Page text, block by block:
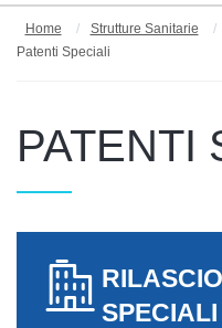
Home Strutture Sanitarie
Patenti Speciali
PATENTI
SPECIALI